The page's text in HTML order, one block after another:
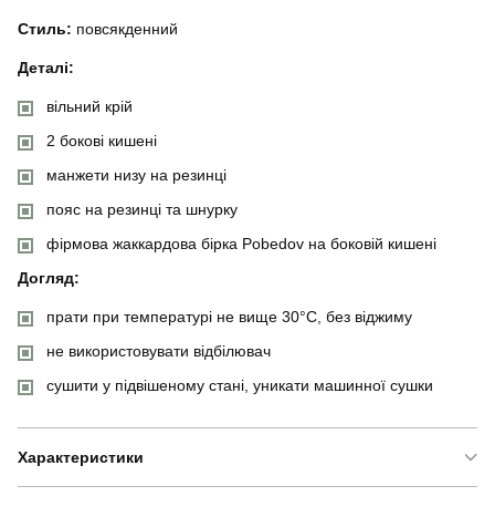
Стиль: повсякденний
Деталі:
вільний крій
2 бокові кишені
манжети низу на резинці
пояс на резинці та шнурку
фірмова жаккардова бірка Pobedov на боковій кишені
Догляд:
прати при температурі не вище 30°C, без віджиму
не використовувати відбілювач
сушити у підвішеному стані, уникати машинної сушки
Характеристики